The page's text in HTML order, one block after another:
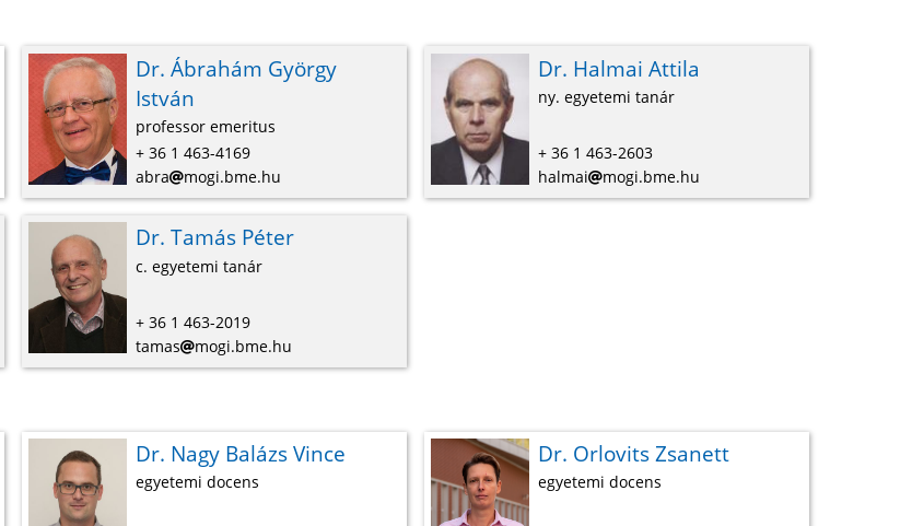
Dr. Ábrahám György
István
professor emeritus
+ 36 1 463-4169
abra
mogi.bme.hu
Dr. Halmai Attila
ny. egyetemi tanár
+ 36 1 463-2603
halmai
mogi.bme.hu
Dr. Tamás Péter
c. egyetemi tanár
+ 36 1 463-2019
tamas
mogi.bme.hu
Dr. Nagy Balázs Vince
egyetemi docens
Dr. Orlovits Zsanett
egyetemi docens